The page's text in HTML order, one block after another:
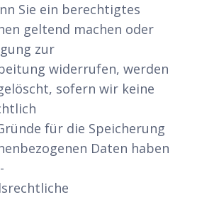
Sie ein berechtigtes
geltend machen oder
zur
widerrufen, werden
sofern wir keine
für die Speicherung
Daten haben